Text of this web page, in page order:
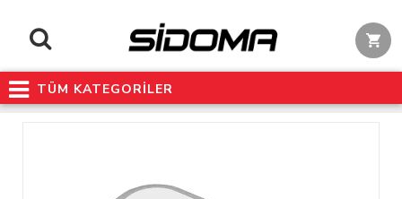
TÜM KATEGORİLER